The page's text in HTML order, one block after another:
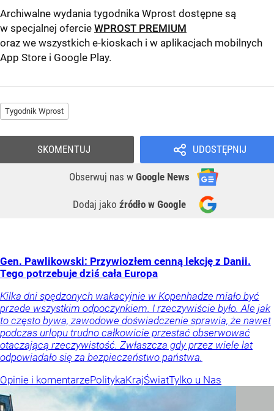
Archiwalne wydania tygodnika Wprost dostępne są
w specjalnej ofercie WPROST PREMIUM
oraz we wszystkich e-kioskach i w aplikacjach mobilnych
App Store i Google Play.
Tygodnik Wprost
UDOSTĘPNIJ
Obserwuj nas w Google News
Dodaj jako źródło w Google
SKOMENTUJ
Gen. Pawlikowski: Przywiozłem cenną lekcję z Danii.
Tego potrzebuje dziś cała Europa
Kilka dni spędzonych wakacyjnie w Kopenhadze miało być
przede wszystkim odpoczynkiem. I rzeczywiście było. Ale jak
to często bywa, zawodowe doświadczenie sprawia, że nawet
podczas urlopu trudno całkowicie przestać obserwować
otaczającą rzeczywistość. Zwłaszcza gdy przez wiele lat
odpowiadało się za bezpieczeństwo państwa.
Opinie i komentarzePolitykaKrajŚwiatTylko u Nas